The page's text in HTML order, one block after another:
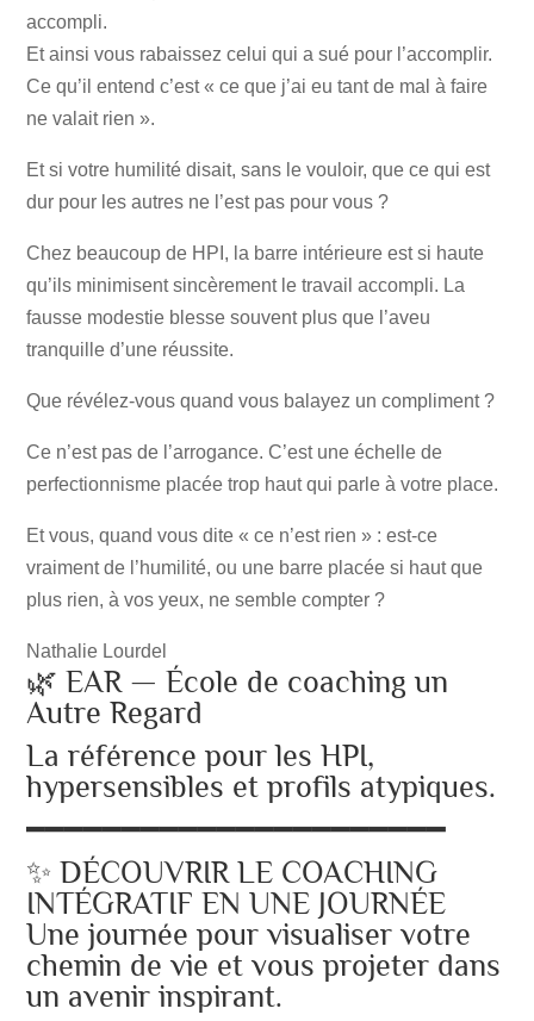
accompli.
Et ainsi vous rabaissez celui qui a sué pour l’accomplir.
Ce qu’il entend c’est « ce que j’ai eu tant de mal à faire
ne valait rien ».
Et si votre humilité disait, sans le vouloir, que ce qui est
dur pour les autres ne l’est pas pour vous ?
Chez beaucoup de HPI, la barre intérieure est si haute
qu’ils minimisent sincèrement le travail accompli. La
fausse modestie blesse souvent plus que l’aveu
tranquille d’une réussite.
Que révélez-vous quand vous balayez un compliment ?
Ce n’est pas de l’arrogance. C’est une échelle de
perfectionnisme placée trop haut qui parle à votre place.
Et vous, quand vous dite « ce n’est rien » : est-ce
vraiment de l’humilité, ou une barre placée si haut que
plus rien, à vos yeux, ne semble compter ?
Nathalie Lourdel
🌿 EAR — École de coaching un
Autre Regard
La référence pour les HPI,
hypersensibles et profils atypiques.
━━━━━━━━━━━━━━━━━━━━━━
✨ DÉCOUVRIR LE COACHING
INTÉGRATIF EN UNE JOURNÉE
Une journée pour visualiser votre
chemin de vie et vous projeter dans
un avenir inspirant.